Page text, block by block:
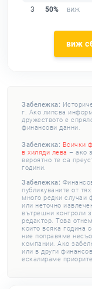
3
50%
виж
Забележка:
г. Ако липсва
дружеството е
финансови данни.
Забележка: Всички
в хиляди лева – ако
вероятно те са
години.
Забележка:
публикуваните от
много редки случаи
или неточно
вътрешни контроли
редактор. Това
които всяка година
ние поправяме
компании. Ако
или в други
ескалираме